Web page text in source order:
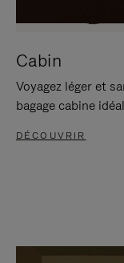
Cabin
Voyagez léger et
bagage cabine
DÉCOUVRIR